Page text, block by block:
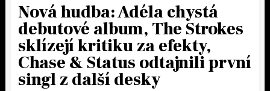
Nová hudba: Adéla chystá
debutové album, The Strokes
sklízejí kritiku za efekty,
Chase & Status odtajnili první
singl z další desky